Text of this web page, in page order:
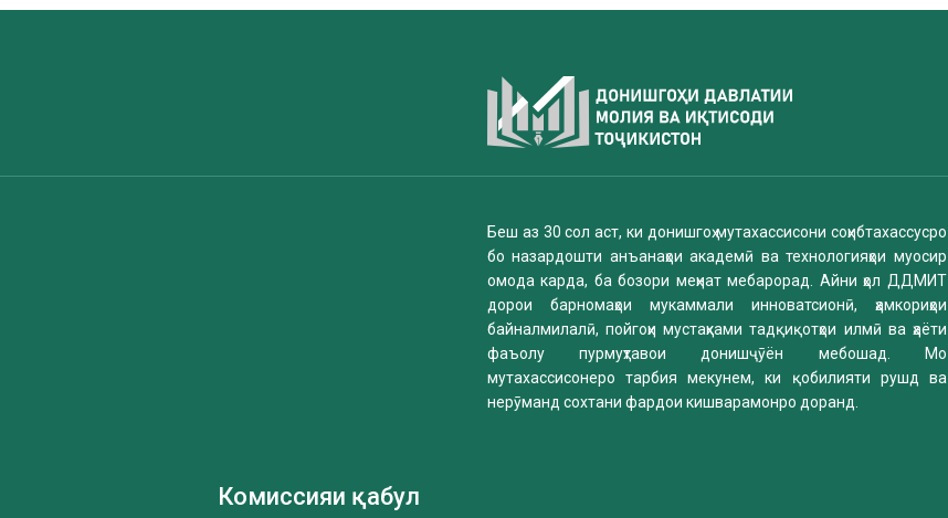
Беш аз 30 сол аст, ки донишгоҳ мутахассисони соҳибтахассусро
бо назардошти анъанаҳои академӣ ва технологияҳои муосир
омода карда, ба бозори меҳнат мебарорад. Айни ҳол ДДМИТ
дорои барномаҳои мукаммали инноватсионӣ, ҳамкориҳои
байналмилалӣ, пойгоҳи мустаҳками тадқиқотҳои илмӣ ва ҳаёти
фаъолу пурмуҳтавои донишҷӯён мебошад. Мо
мутахассисонеро тарбия мекунем, ки қобилияти рушд ва
нерӯманд сохтани фардои кишварамонро доранд.
Комиссияи қабул